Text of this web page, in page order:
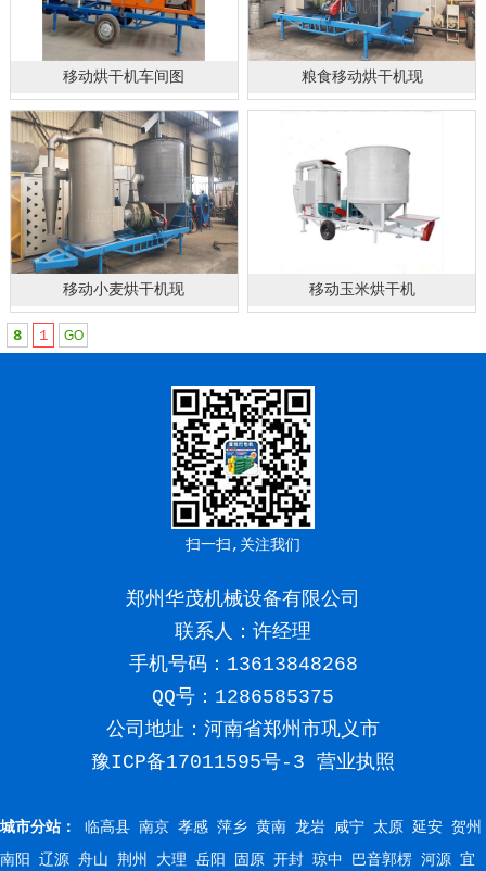
移动烘干机车间图 粮食移动烘干机现
移动小麦烘干机现 移动玉米烘干机
8 1
扫一扫,关注我们
郑州华茂机械设备有限公司
联系人：许经理
手机号码： 13613848268
QQ号：1286585375
公司地址：河南省郑州市巩义市
豫ICP备17011595号-3 营业执照
城市分站： 临高县 南京 孝感 萍乡 黄南 龙岩 咸宁 太原 延安 贺州
南阳
辽源 舟山 荆州 大理 岳阳 固原 开封 琼中 巴音郭楞 河源 宜